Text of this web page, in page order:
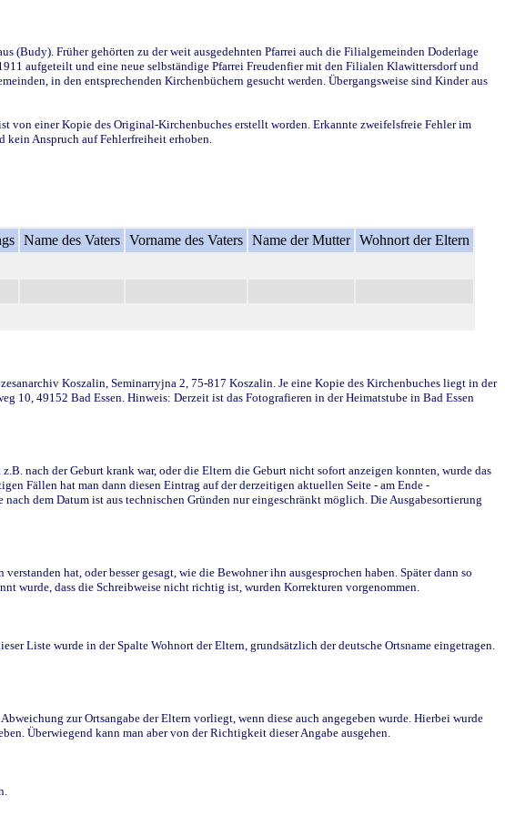
(Budy). Früher gehörten zu der weit ausgedehnten Pfarrei auch die Filialgemeinden Doderlage
aufgeteilt und eine neue selbständige Pfarrei Freudenfier mit den Filialen Klawittersdorf und
in den entsprechenden Kirchenbüchern gesucht werden. Übergangsweise sind Kinder aus
einer Kopie des Original-Kirchenbuches erstellt worden. Erkannte zweifelsfreie Fehler im
Anspruch auf Fehlerfreiheit erhoben.
Name des Vaters Vorname des Vaters Name der Mutter Wohnort der Eltern
Koszalin, Seminarryjna 2, 75-817 Koszalin. Je eine Kopie des Kirchenbuches liegt in der
10, 49152 Bad Essen. Hinweis: Derzeit ist das Fotografieren in der Heimatstube in Bad Essen
nach der Geburt krank war, oder die Eltern die Geburt nicht sofort anzeigen konnten, wurde das
Fällen hat man dann diesen Eintrag auf der derzeitigen aktuellen Seite - am Ende -
dem Datum ist aus technischen Gründen nur eingeschränkt möglich. Die Ausgabesortierung
hat, oder besser gesagt, wie die Bewohner ihn ausgesprochen haben. Später dann so
wurde, dass die Schreibweise nicht richtig ist, wurden Korrekturen vorgenommen.
Liste wurde in der Spalte Wohnort der Eltern, grundsätzlich der deutsche Ortsname eingetragen.
zur Ortsangabe der Eltern vorliegt, wenn diese auch angegeben wurde. Hierbei wurde
Überwiegend kann man aber von der Richtigkeit dieser Angabe ausgehen.